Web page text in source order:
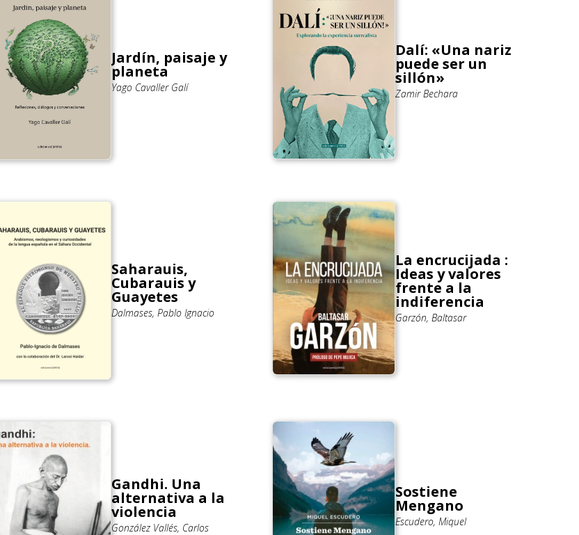
Jardín, paisaje y
planeta
Yago Cavaller Galí
Dalí: «Una nariz
puede ser un
sillón»
Zamir Bechara
Saharauis,
Cubarauis y
Guayetes
Dalmases, Pablo Ignacio
La encrucijada :
Ideas y valores
frente a la
indiferencia
Garzón, Baltasar
Gandhi. Una
alternativa a la
violencia
González Vallés, Carlos
Sostiene
Mengano
Escudero, Miquel